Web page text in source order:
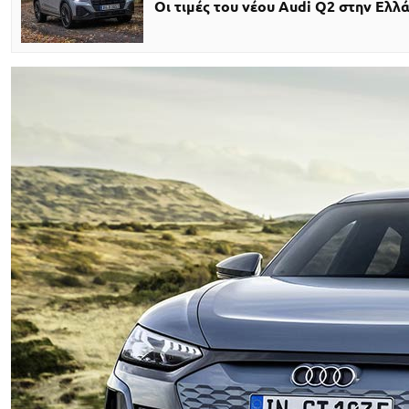
Οι τιμές του νέου Audi Q2 στην